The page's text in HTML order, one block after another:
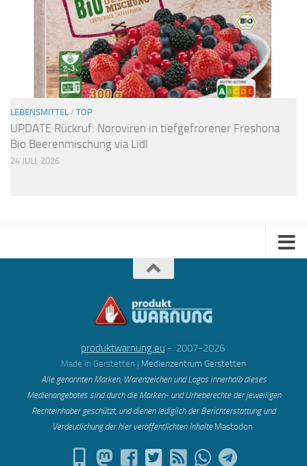
LEBENSMITTEL / TOP
UPDATE Rückruf: Noroviren in tiefgefrorener Freshona
Bio Beerenmischung via Lidl
24 JULI, 2026
produktwarnung.eu - 2007-2026
Made in Gerstetten | Medienzentrum Gerstetten
Alle genannten Marken, Warenzeichen und Logos innerhalb dieses
Medienangebotes sind durch die Marken- und Urheberechte der jeweiligen
Rechteinhaber geschützt, und dienen lediglich der Berichterstattung und
Verdeutlichung der hier veröffentlichten Inhalte Mastodon